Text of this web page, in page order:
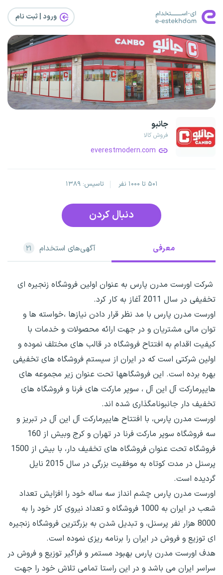
ورود | ثبت‌ نام
جانبو
فروش کالا
everestmodern.com
۵۰۱ تا ۱۰۰۰ نفر تاسیس: ۱۳۸۹
دنبال کردن
معرفی آگهی‌های استخدام ۲۱
شرکت اورست مدرن پارس به عنوان اولین فروشگاه زنجیره ای
تخفیفی در سال 2011 آغاز به کار کرد.
اورست مدرن پارس با مد نظر قرار دادن نیازها ،خواسته ها و
توان مالی مشتریان و در جهت ارائه محصولات و خدمات با
کیفیت اقدام به افتتاح فروشگاه در قالب های مختلف نموده و
اولین شرکتی است که در ایران از سیستم فروشگاه های تخفیفی
بهره برده است. این فروشگاهها تحت عنوان زیر مجموعه های
هایپرمارکت آل این آل ، سوپر مارکت های فرنا و فروشگاه های
تخفیف دار جانبونامگذاری شده اند.
اورست مدرن پارس، با افتتاح هایپرمارکت آل این آل در تبریز و
سه فروشگاه سوپر مارکت فرنا در تهران و کرج وبیش از 160
فروشگاه تحت عنوان فروشگاه های تخفیف دار، با بیش از 1500
پرسنل در مدت کوتاه به موفقیت بزرگی در سال 2015 نایل
گردیده است.
اورست مدرن پارس چشم انداز سه ساله خود را افزایش تعداد
شعب در ایران به 1000 فروشگاه و تعداد نیروی کار خود را به
8000 هزار نفر پرسنل، و تبدیل شدن به بزرگترین فروشگاه زنجیره
ای توزیع و فروش در ایران را برنامه ریزی نموده است.
هدف اورست مدرن پارس بهبود مستمر و فراگیر توزیع و فروش در
سراسر ایران می باشد و در این راستا تمامی تلاش خود را جهت